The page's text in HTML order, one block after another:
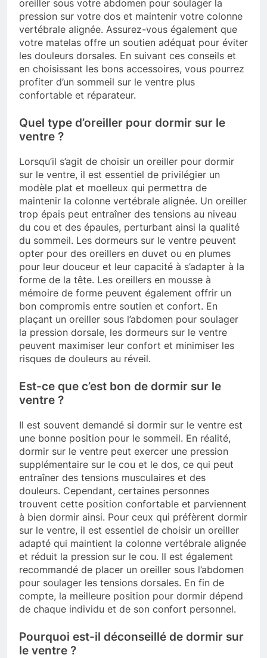
oreiller sous votre abdomen pour soulager la
pression sur votre dos et maintenir votre colonne
vertébrale alignée. Assurez-vous également que
votre matelas offre un soutien adéquat pour éviter
les douleurs dorsales. En suivant ces conseils et
en choisissant les bons accessoires, vous pourrez
profiter d’un sommeil sur le ventre plus
confortable et réparateur.
Quel type d’oreiller pour dormir sur le
ventre ?
Lorsqu’il s’agit de choisir un oreiller pour dormir
sur le ventre, il est essentiel de privilégier un
modèle plat et moelleux qui permettra de
maintenir la colonne vertébrale alignée. Un oreiller
trop épais peut entraîner des tensions au niveau
du cou et des épaules, perturbant ainsi la qualité
du sommeil. Les dormeurs sur le ventre peuvent
opter pour des oreillers en duvet ou en plumes
pour leur douceur et leur capacité à s’adapter à la
forme de la tête. Les oreillers en mousse à
mémoire de forme peuvent également offrir un
bon compromis entre soutien et confort. En
plaçant un oreiller sous l’abdomen pour soulager
la pression dorsale, les dormeurs sur le ventre
peuvent maximiser leur confort et minimiser les
risques de douleurs au réveil.
Est-ce que c’est bon de dormir sur le
ventre ?
Il est souvent demandé si dormir sur le ventre est
une bonne position pour le sommeil. En réalité,
dormir sur le ventre peut exercer une pression
supplémentaire sur le cou et le dos, ce qui peut
entraîner des tensions musculaires et des
douleurs. Cependant, certaines personnes
trouvent cette position confortable et parviennent
à bien dormir ainsi. Pour ceux qui préfèrent dormir
sur le ventre, il est essentiel de choisir un oreiller
adapté qui maintient la colonne vertébrale alignée
et réduit la pression sur le cou. Il est également
recommandé de placer un oreiller sous l’abdomen
pour soulager les tensions dorsales. En fin de
compte, la meilleure position pour dormir dépend
de chaque individu et de son confort personnel.
Pourquoi est-il déconseillé de dormir sur
le ventre ?